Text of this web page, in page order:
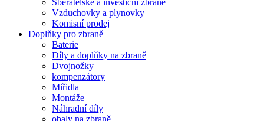
Vzduchovky a plynovky
Komisní prodej
Doplňky pro zbraně
Baterie
Díly a doplňky na zbraně
Dvojnožky
kompenzátory
Miřidla
Montáže
Náhradní díly
obaly na zbraně